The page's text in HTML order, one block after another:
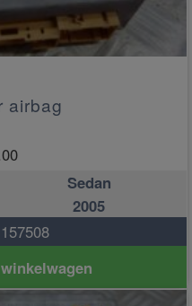
airbag
Sedan
2005